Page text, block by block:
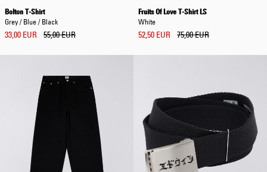
Bolton T-Shirt
Grey / Blue / Black
33,00 EUR 55,00 EUR
Fruits Of Love T-Shirt LS
White
52,50 EUR 75,00 EUR